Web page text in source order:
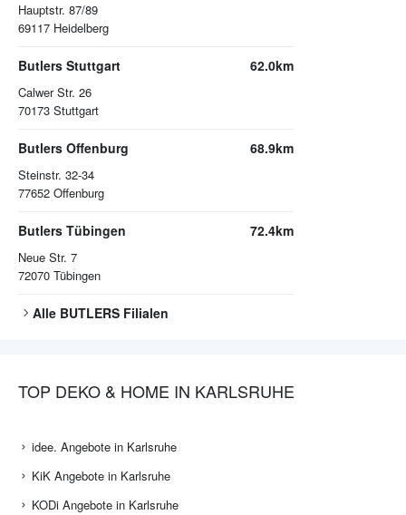
Hauptstr. 87/89
69117 Heidelberg
Butlers Stuttgart
Calwer Str. 26
70173 Stuttgart
62.0km
Butlers Offenburg
Steinstr. 32-34
77652 Offenburg
68.9km
Butlers Tübingen
Neue Str. 7
72070 Tübingen
72.4km
Alle BUTLERS Filialen
TOP DEKO & HOME IN KARLSRUHE
idee. Angebote in Karlsruhe
KiK Angebote in Karlsruhe
KODi Angebote in Karlsruhe